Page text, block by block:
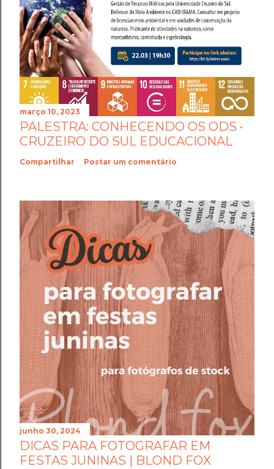
março 10, 2023
PALESTRA: CONHECENDO OS ODS •
CRUZEIRO DO SUL EDUCACIONAL
Compartilhar Postar um comentário
junho 30, 2024
DICAS PARA FOTOGRAFAR EM
FESTAS JUNINAS | BLOND FOX